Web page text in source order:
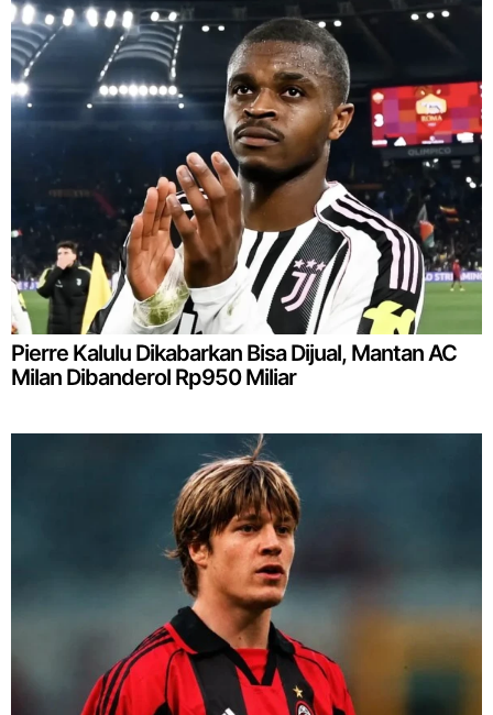
Pierre Kalulu Dikabarkan Bisa Dijual, Mantan AC
Milan Dibanderol Rp950 Miliar